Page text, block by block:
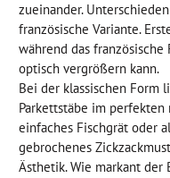
zueinander.
französische Variante.
während das
optisch vergrößern kann.
Bei der klassischen Form
Parkettstäbe im
einfaches Fischgrät oder
gebrochenes
Ästhetik. Wie markant